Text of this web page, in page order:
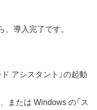
、導入完了です。
アシスタント」の起動
または Windows の「ス